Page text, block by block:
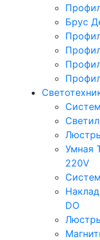
Брус
Умная
220V
DO